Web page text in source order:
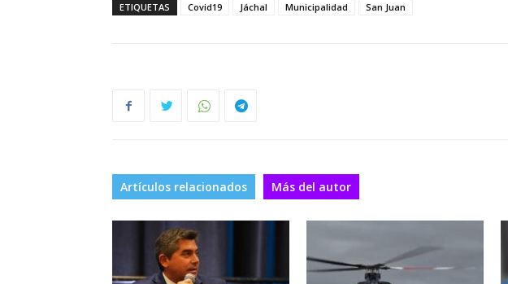
ETIQUETAS Covid19 Jáchal Municipalidad San Juan
Artículos relacionados Más del autor